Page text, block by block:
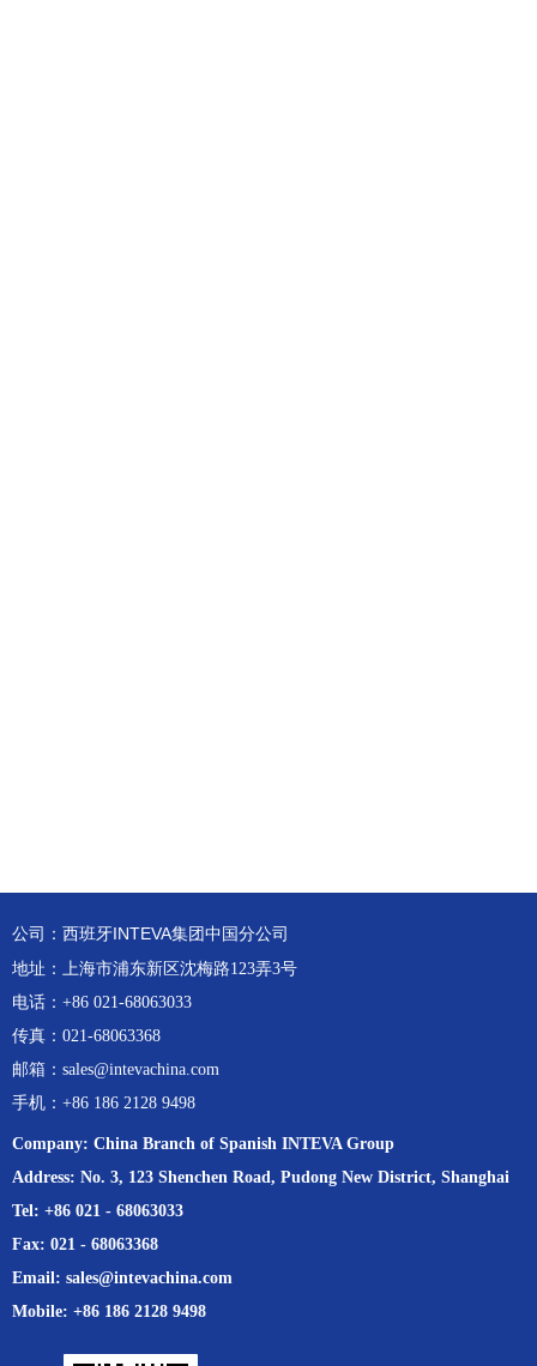
地址： 上海市浦东新区沈梅路123弄3号
电话： +86 021-68063033
传真： 021-68063368
邮箱： sales@intevachina.com
手机： +86 186 2128 9498
公司：西班牙INTEVA集团中国分公司
Company: China Branch of Spanish INTEVA Group
Address: No. 3, 123 Shenchen Road, Pudong New District, Shanghai
Tel: +86 021 - 68063033
Fax: 021 - 68063368
Email: sales@intevachina.com
Mobile: +86 186 2128 9498